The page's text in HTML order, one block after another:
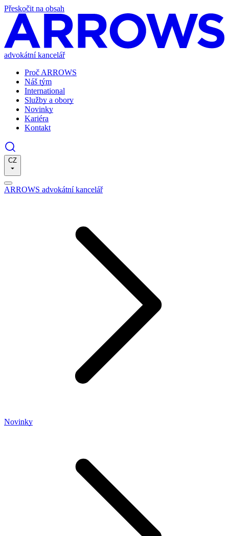
Přeskočit na obsah
advokátní kancelář
Proč ARROWS
Náš tým
International
Služby a obory
Novinky
Kariéra
Kontakt
CZ
ARROWS advokátní kancelář
Novinky